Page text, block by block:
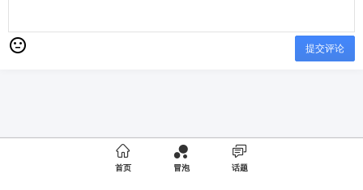
提交评论

首页 冒泡 话题